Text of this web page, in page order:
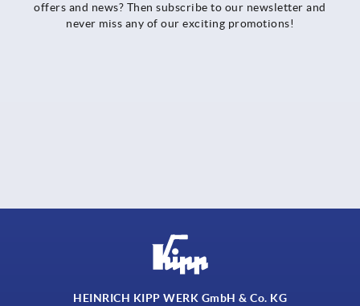
offers and news? Then subscribe to our newsletter and
never miss any of our exciting promotions!
HEINRICH KIPP WERK GmbH & Co. KG